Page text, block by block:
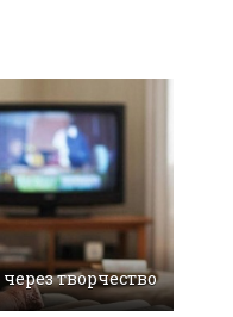
творчество